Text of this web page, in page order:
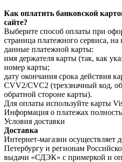
Как оплатить банковской
сайте?
Выберите способ оплаты при
страница платежного сервиса,
данные платежной карты:
имя держателя карты (так, как
номер карты;
дату окончания срока действия
CVV2/CVC2 (трехзначный код,
обратной стороне карты).
Для оплаты используйте карты
Информация о платежах
Условия доставки
Доставка
Интернет-магазин осуществляет
Петербургу и регионам
выдачи «СДЭК» с примеркой и